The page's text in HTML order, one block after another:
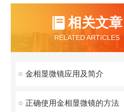
相关文章
RELATED ARTICLES
金相显微镜应用及简介
正确使用金相显微镜的方法